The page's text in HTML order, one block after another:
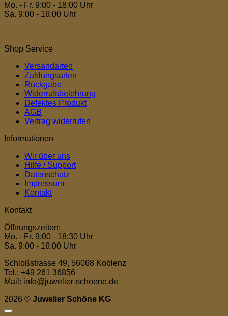
Mo. - Fr. 9:00 - 18:00 Uhr
Sa. 9:00 - 16:00 Uhr
Shop Service
Versandarten
Zahlungsarten
Rückgabe
Widerrufsbelehrung
Defektes Produkt
AGB
Vertrag widerrufen
Informationen
Wir über uns
Hilfe / Support
Datenschutz
Impressum
Kontakt
Kontakt
Öffnungszeiten:
Mo. - Fr. 9:00 - 18:30 Uhr
Sa. 9:00 - 16:00 Uhr
Schloßstrasse 49, 56068 Koblenz
Tel.: +49 261 36856
Mail: info@juwelier-schoene.de
2026 © Juwelier Schöne KG